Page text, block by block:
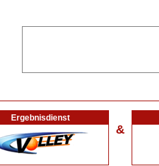
Ergebnisdienst
&